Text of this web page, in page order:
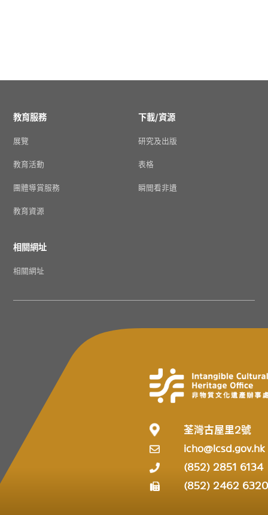
教育服務
展覽
教育活動
團體導賞服務
教育資源
下載/資源
研究及出版
表格
瞬間看非遺
相關網址
相關網址
荃灣古屋里2號
icho@lcsd.gov.hk
(852) 2851 6134
(852) 2462